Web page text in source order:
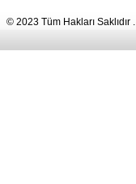
© 2023 Tüm Hakları Saklıdır .